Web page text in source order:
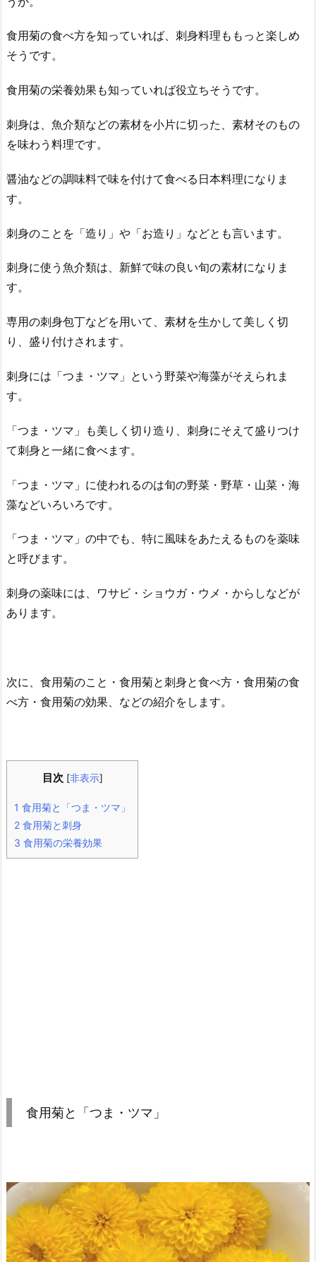
食用菊の食べ方を知っていれば、刺身料理ももっと楽しめ
そうです。
食用菊の栄養効果も知っていれば役立ちそうです。
刺身は、魚介類などの素材を小片に切った、素材そのもの
を味わう料理です。
醤油などの調味料で味を付けて食べる日本料理になりま
す。
刺身のことを「造り」や「お造り」などとも言います。
刺身に使う魚介類は、新鮮で味の良い旬の素材になりま
す。
専用の刺身包丁などを用いて、素材を生かして美しく切
り、盛り付けされます。
刺身には「つま・ツマ」という野菜や海藻がそえられま
す。
「つま・ツマ」も美しく切り造り、刺身にそえて盛りつけ
て刺身と一緒に食べます。
「つま・ツマ」に使われるのは旬の野菜・野草・山菜・海
藻などいろいろです。
「つま・ツマ」の中でも、特に風味をあたえるものを薬味
と呼びます。
刺身の薬味には、ワサビ・ショウガ・ウメ・からしなどが
あります。
次に、食用菊のこと・食用菊と刺身と食べ方・食用菊の食
べ方・食用菊の効果、などの紹介をします。
目次 [非表示]
1 食用菊と「つま・ツマ」
2 食用菊と刺身
3 食用菊の栄養効果
食用菊と「つま・ツマ」